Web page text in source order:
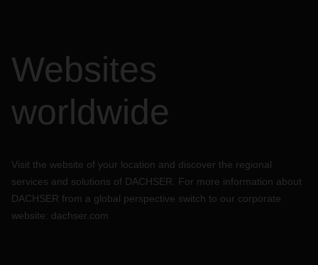
Websites
worldwide
Visit the website of your location and discover the regional
services and solutions of DACHSER. For more information about
DACHSER from a global perspective switch to our corporate
website: dachser.com